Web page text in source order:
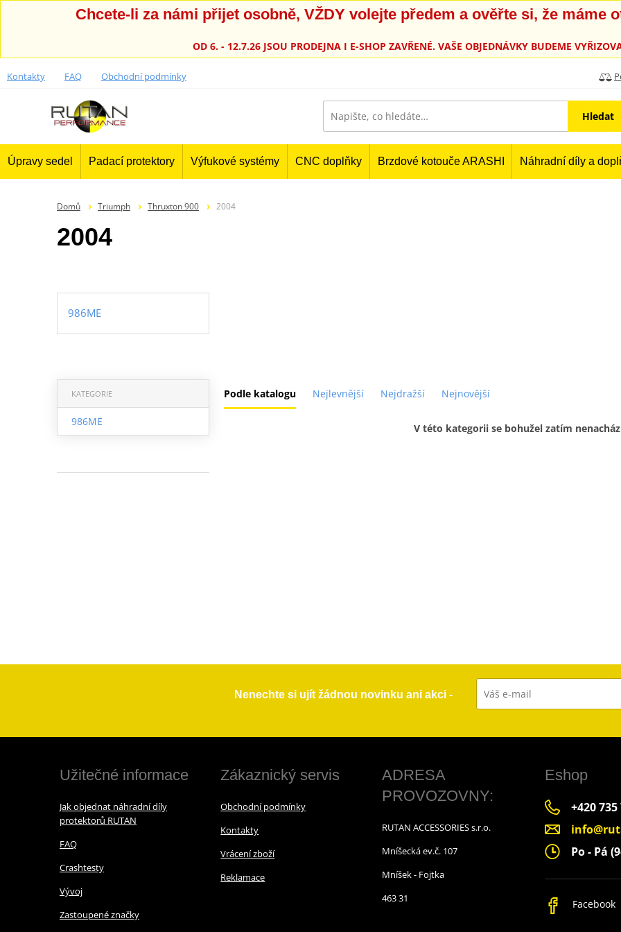
Chcete-li za námi přijet osobně, VŽDY volejte předem a ověřte si, že máme
OD 6. - 12.7.26 JSOU PRODEJNA I E-SHOP ZAVŘENÉ. VAŠE OBJEDNÁVKY BUDEME
Kontakty FAQ Obchodní podmínky
Hledat
Úpravy sedel Padací protektory Výfukové systémy CNC doplňky Brzdové kotouče ARASHI Náhradní díly a
Domů Triumph Thruxton 900 2004
2004
986ME
Podle katalogu Nejlevnější Nejdražší Nejnovější
KATEGORIE
986ME
V této kategorii se bohužel zatím
Nenechte si ujít žádnou novinku ani akci -
Užitečné informace
Jak objednat náhradní díly
protektorů RUTAN
FAQ
Crashtesty
Vývoj
Zastoupené značky
Zákaznický servis
Obchodní podmínky
Kontakty
Vrácení zboží
Reklamace
ADRESA
PROVOZOVNY:
RUTAN ACCESSORIES s.r.o.
Mníšecká ev.č. 107
Mníšek - Fojtka
463 31
Eshop
+420 735
Po - Pá
Facebook